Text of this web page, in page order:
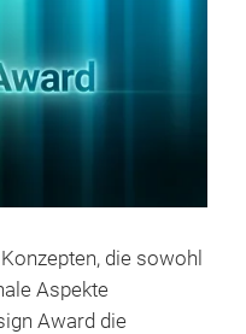
die sowohl
Aspekte
Award die